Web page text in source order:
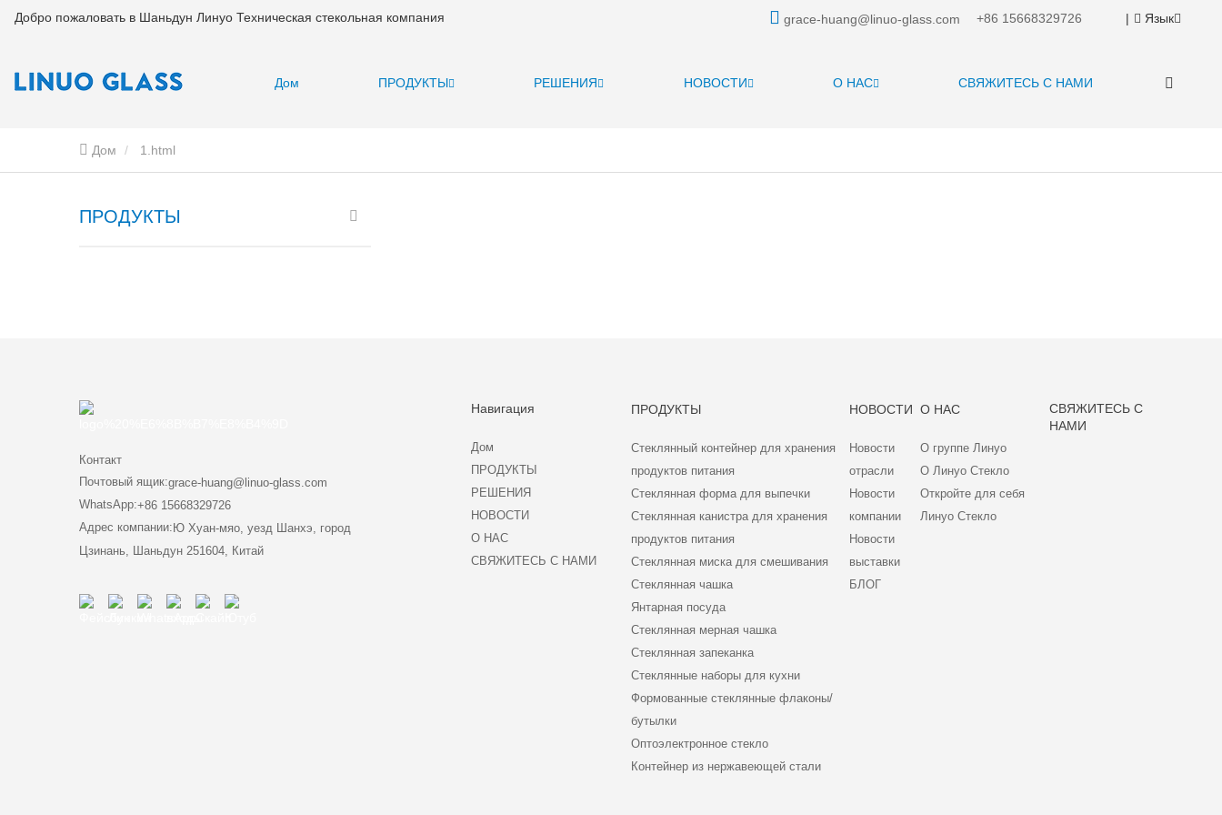
Добро пожаловать в Шаньдун Линуо Техническая стекольная компания grace-huang@linuo-glass.com +86 15668329726 | Язык
Дом ПРОДУКТЫ РЕШЕНИЯ НОВОСТИ О НАС СВЯЖИТЕСЬ С НАМИ
Дом 1.html
ПРОДУКТЫ
Контакт
Почтовый ящик:grace-huang@linuo-glass.com
WhatsApp:+86 15668329726
Адрес компании: Ю Хуан-мяо, уезд Шанхэ, город
Цзинань, Шаньдун 251604, Китай
Навигация
Дом
ПРОДУКТЫ
РЕШЕНИЯ
НОВОСТИ
О НАС
СВЯЖИТЕСЬ С НАМИ
ПРОДУКТЫ
Стеклянный контейнер для хранения
продуктов питания
Стеклянная форма для выпечки
Стеклянная канистра для хранения
продуктов питания
Стеклянная миска для смешивания
Стеклянная чашка
Янтарная посуда
Стеклянная мерная чашка
Стеклянная запеканка
Стеклянные наборы для кухни
Формованные стеклянные флаконы/
бутылки
Оптоэлектронное стекло
Контейнер из нержавеющей стали
НОВОСТИ
Новости
отрасли
Новости
компании
Новости
выставки
БЛОГ
О НАС
О группе Линуо
О Линуо Стекло
Откройте для себя
Линуо Стекло
СВЯЖИТЕСЬ С
НАМИ